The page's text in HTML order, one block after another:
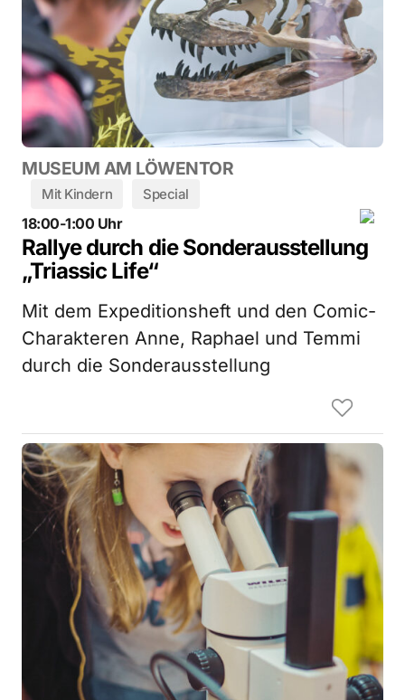
MUSEUM AM LÖWENTOR
Mit Kindern Special
18:00-1:00 Uhr
Rallye durch die Sonderausstellung
„Triassic Life“
Mit dem Expeditionsheft und den Comic-
Charakteren Anne, Raphael und Temmi
durch die Sonderausstellung